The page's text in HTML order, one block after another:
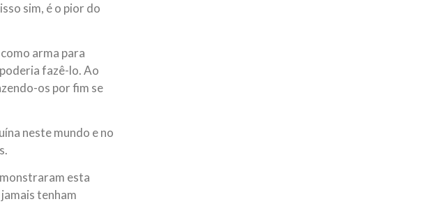
sim, é o pior do
arma para
fazê-lo. Ao
os por fim se
neste mundo e no
esta
tenham